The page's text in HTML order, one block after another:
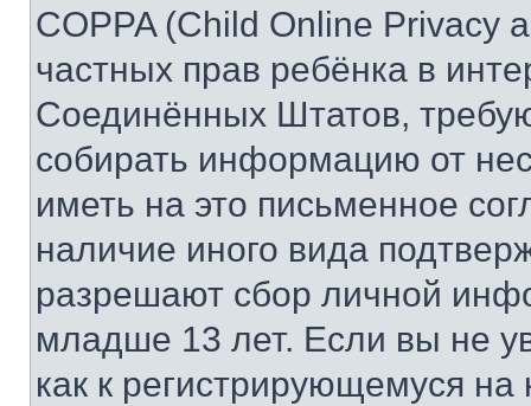
COPPA (Child Online Privacy
частных прав ребёнка в
Соединённых Штатов,
собирать информацию от
иметь на это письменное
наличие иного вида
разрешают сбор личной
младше 13 лет. Если вы не
как к регистрирующемуся